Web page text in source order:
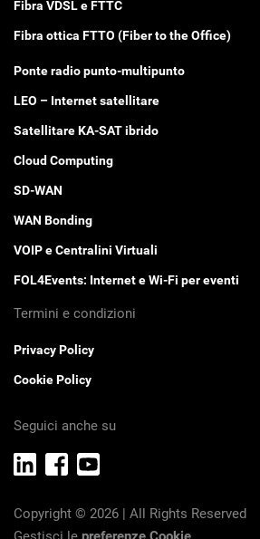
Fibra VDSL e FTTC
Fibra ottica FTTO (Fiber to the Office)
Ponte radio punto-multipunto
LEO – Internet satellitare
Satellitare KA-SAT ibrido
Cloud Computing
SD-WAN
WAN Bonding
VOIP e Centralini Virtuali
FOL4Events: Internet e Wi-Fi per eventi
Termini e condizioni
Privacy Policy
Cookie Policy
Seguici anche su
Copyright © 2026 | All Rights Reserved